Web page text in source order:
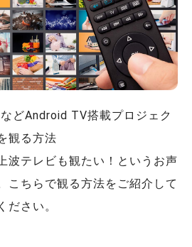
どAndroid TV搭載プロジェク
観る方法
波テレビも観たい！というお声
こちらで観る方法をご紹介して
ださい。